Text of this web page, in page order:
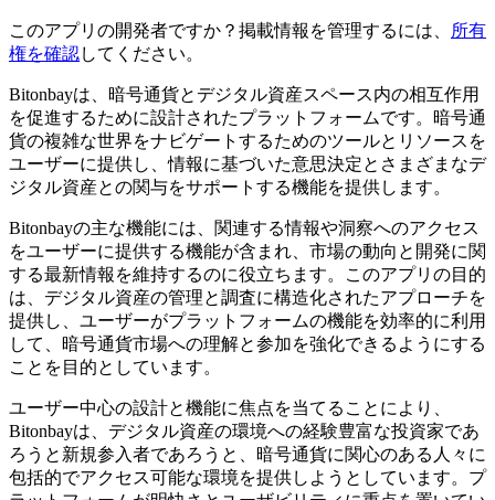
このアプリの開発者ですか？掲載情報を管理するには、
所有
権を確認してください。
Bitonbayは、暗号通貨とデジタル資産スペース内の相互作用
を促進するために設計されたプラットフォームです。暗号通
貨の複雑な世界をナビゲートするためのツールとリソースを
ユーザーに提供し、情報に基づいた意思決定とさまざまなデ
ジタル資産との関与をサポートする機能を提供します。
Bitonbayの主な機能には、関連する情報や洞察へのアクセス
をユーザーに提供する機能が含まれ、市場の動向と開発に関
する最新情報を維持するのに役立ちます。このアプリの目的
は、デジタル資産の管理と調査に構造化されたアプローチを
提供し、ユーザーがプラットフォームの機能を効率的に利用
して、暗号通貨市場への理解と参加を強化できるようにする
ことを目的としています。
ユーザー中心の設計と機能に焦点を当てることにより、
Bitonbayは、デジタル資産の環境への経験豊富な投資家であ
ろうと新規参入者であろうと、暗号通貨に関心のある人々に
包括的でアクセス可能な環境を提供しようとしています。プ